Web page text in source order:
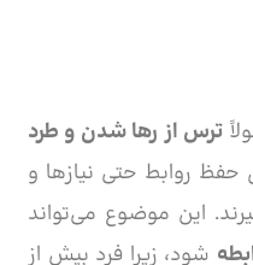
ترس از رها شدن و طرد
روابط حتی نیازها و
این موضوع می‌تواند
شود، زیرا فرد بیش از